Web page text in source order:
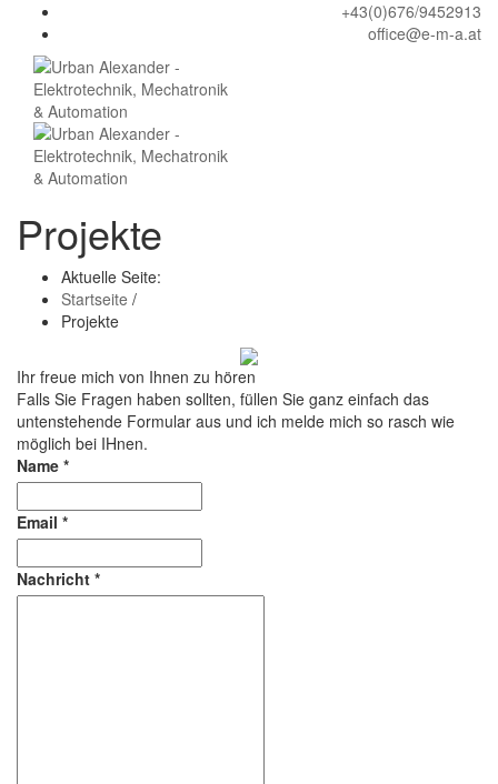
+43(0)676/9452913
office@e-m-a.at
Projekte
Aktuelle Seite:
Startseite /
Projekte
Ihr freue mich von Ihnen zu hören
Falls Sie Fragen haben sollten, füllen Sie ganz einfach das
untenstehende Formular aus und ich melde mich so rasch wie
möglich bei IHnen.
Name *
Email *
Nachricht *